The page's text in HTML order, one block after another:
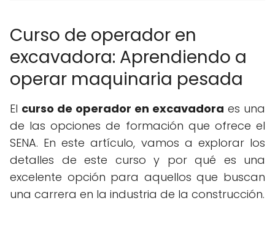
Curso de operador en
excavadora: Aprendiendo a
operar maquinaria pesada
El curso de operador en excavadora es una
de las opciones de formación que ofrece el
SENA. En este artículo, vamos a explorar los
detalles de este curso y por qué es una
excelente opción para aquellos que buscan
una carrera en la industria de la construcción.